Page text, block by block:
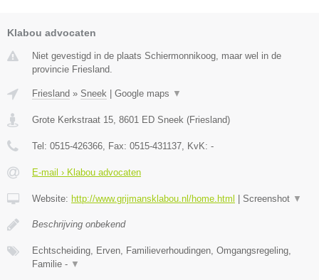
Klabou advocaten
Niet gevestigd in de plaats Schiermonnikoog, maar wel in de
provincie Friesland.
Friesland » Sneek Google maps ▼
Grote Kerkstraat 15 8601 ED Sneek (Friesland)
Tel: 0515-426366 , Fax: 0515-431137 , KvK: -
E-mail › Klabou advocaten
Website: http://www.grijmansklabou.nl/home.html Screenshot ▼
Beschrijving onbekend
Echtscheiding, Erven, Familieverhoudingen, Omgangsregeling,
Familie - ▼